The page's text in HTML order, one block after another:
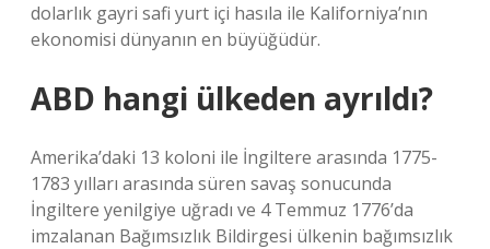
dolarlık gayri safi yurt içi hasıla ile Kaliforniya’nın
ekonomisi dünyanın en büyüğüdür.
ABD hangi ülkeden ayrıldı?
Amerika’daki 13 koloni ile İngiltere arasında 1775-
1783 yılları arasında süren savaş sonucunda
İngiltere yenilgiye uğradı ve 4 Temmuz 1776’da
imzalanan Bağımsızlık Bildirgesi ülkenin bağımsızlık